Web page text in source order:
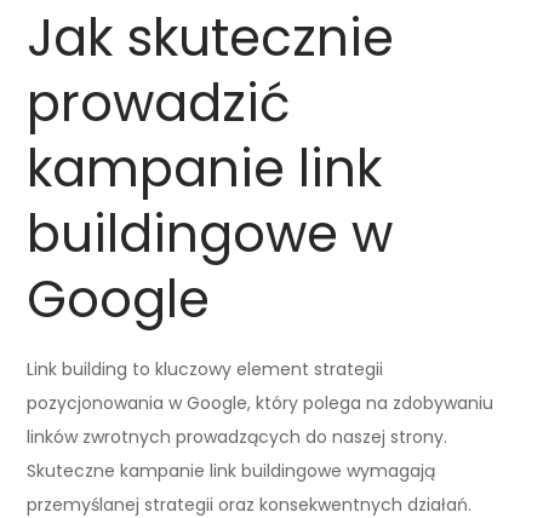
Jak skutecznie
prowadzić
kampanie link
buildingowe w
Google
Link building to kluczowy element strategii
pozycjonowania w Google, który polega na zdobywaniu
linków zwrotnych prowadzących do naszej strony.
Skuteczne kampanie link buildingowe wymagają
przemyślanej strategii oraz konsekwentnych działań.